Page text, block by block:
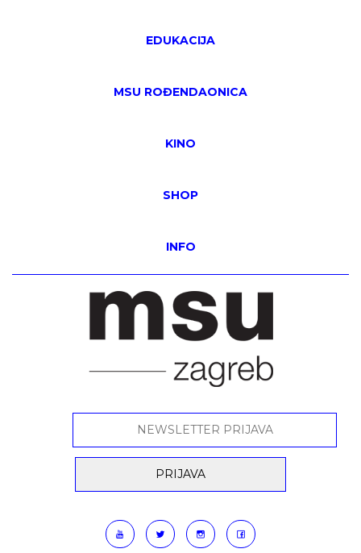
EDUKACIJA
MSU ROĐENDAONICA
KINO
SHOP
INFO